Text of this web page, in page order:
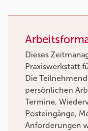
Dieses
Praxiswerkstatt
Die
persönlichen
Termine,
Posteingänge,
Anforderungen